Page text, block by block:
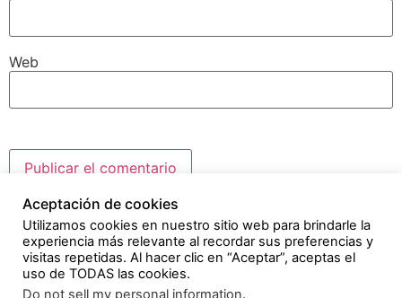
Web
Este sitio usa Akismet para reducir el spam.
cómo se procesan los datos de tus comentarios.
© Alejandra Fernández Mingorance 2022
Aceptación de cookies
Utilizamos cookies en nuestro sitio web para brindarle la
experiencia más relevante al recordar sus preferencias y
visitas repetidas. Al hacer clic en “Aceptar”, aceptas el
uso de TODAS las cookies.
Do not sell my personal information.